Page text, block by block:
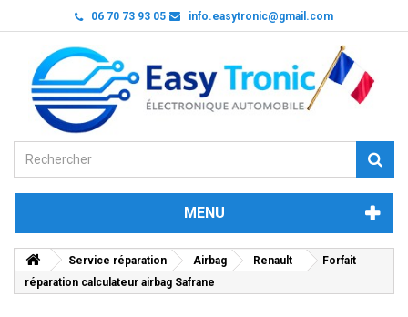
06 70 73 93 05 info.easytronic@gmail.com
MENU
Service réparation Airbag Renault
Forfait
réparation calculateur airbag Safrane